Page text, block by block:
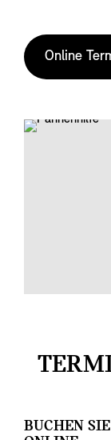
Online
BUCHEN